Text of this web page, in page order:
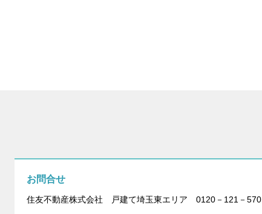
お問合せ
住友不動産株式会社 戸建て埼玉東エリア 0120－121－570